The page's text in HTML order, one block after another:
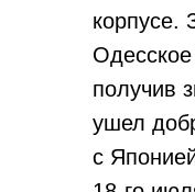
корпусе.
получив
ушел
с